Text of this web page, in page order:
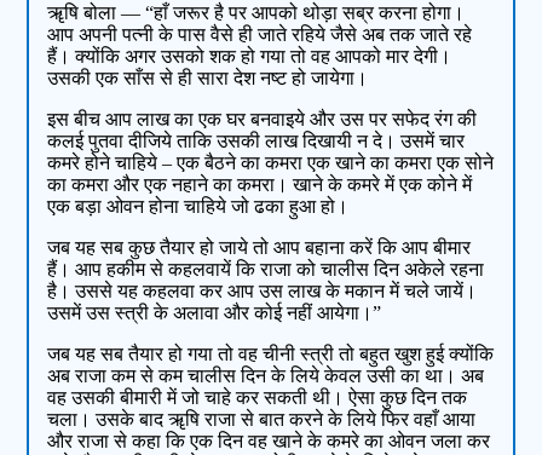
ॠषि बोला — “हाँ जरूर है पर आपको थोड़ा सब्र करना होगा।
आप अपनी पत्नी के पास वैसे ही जाते रहिये जैसे अब तक जाते रहे
हैं। क्योंकि अगर उसको शक हो गया तो वह आपको मार देगी।
उसकी एक साँस से ही सारा देश नष्ट हो जायेगा।
इस बीच आप लाख का एक घर बनवाइये और उस पर सफेद रंग की
कलई पुतवा दीजिये ताकि उसकी लाख दिखायी न दे। उसमें चार
कमरे होने चाहिये – एक बैठने का कमरा एक खाने का कमरा एक सोने
का कमरा और एक नहाने का कमरा। खाने के कमरे में एक कोने में
एक बड़ा ओवन होना चाहिये जो ढका हुआ हो।
जब यह सब कुछ तैयार हो जाये तो आप बहाना करें कि आप बीमार
हैं। आप हकीम से कहलवायें कि राजा को चालीस दिन अकेले रहना
है। उससे यह कहलवा कर आप उस लाख के मकान में चले जायें।
उसमें उस स्त्री के अलावा और कोई नहीं आयेगा।”
जब यह सब तैयार हो गया तो वह चीनी स्त्री तो बहुत खुश हुई क्योंकि
अब राजा कम से कम चालीस दिन के लिये केवल उसी का था। अब
वह उसकी बीमारी में जो चाहे कर सकती थी। ऐसा कुछ दिन तक
चला। उसके बाद ॠषि राजा से बात करने के लिये फिर वहाँ आया
और राजा से कहा कि एक दिन वह खाने के कमरे का ओवन जला कर